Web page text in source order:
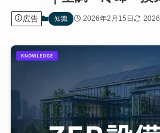
広告 知識 2026年2月15日